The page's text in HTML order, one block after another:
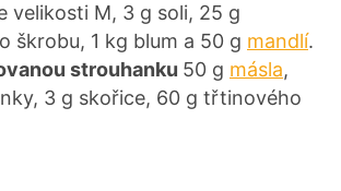
velikosti M, 3 g soli, 25 g
škrobu, 1 kg blum a 50 g mandlí.
strouhanku 50 g másla,
3 g skořice, 60 g třtinového